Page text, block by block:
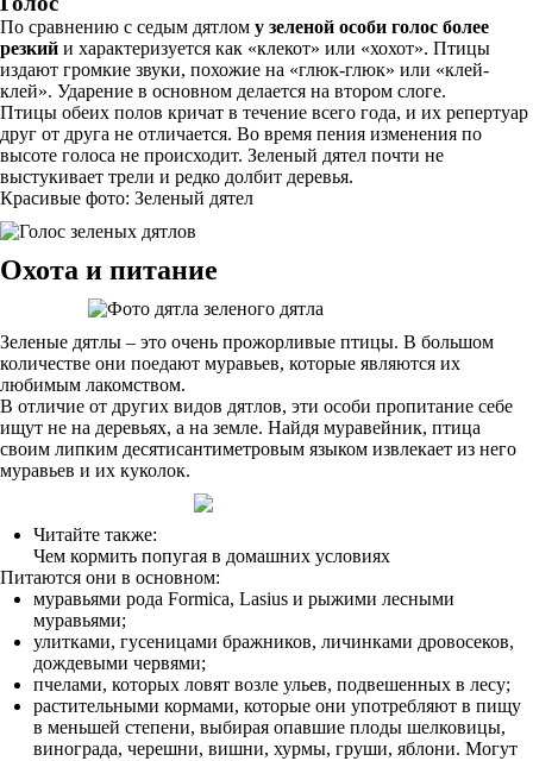
По сравнению с седым дятлом у зеленой особи голос более
резкий и характеризуется как «клекот» или «хохот». Птицы
издают громкие звуки, похожие на «глюк-глюк» или «клей-
клей». Ударение в основном делается на втором слоге.
Птицы обеих полов кричат в течение всего года, и их репертуар
друг от друга не отличается. Во время пения изменения по
высоте голоса не происходит. Зеленый дятел почти не
выстукивает трели и редко долбит деревья.
Красивые фото: Зеленый дятел
Охота и питание
Зеленые дятлы – это очень прожорливые птицы. В большом
количестве они поедают муравьев, которые являются их
любимым лакомством.
В отличие от других видов дятлов, эти особи пропитание себе
ищут не на деревьях, а на земле. Найдя муравейник, птица
своим липким десятисантиметровым языком извлекает из него
муравьев и их куколок.
Читайте также:
Чем кормить попугая в домашних условиях
Питаются они в основном:
муравьями рода Formica, Lasius и рыжими лесными
муравьями;
улитками, гусеницами бражников, личинками дровосеков,
дождевыми червями;
пчелами, которых ловят возле ульев, подвешенных в лесу;
растительными кормами, которые они употребляют в пищу
в меньшей степени, выбирая опавшие плоды шелковицы,
винограда, черешни, вишни, хурмы, груши, яблони. Могут